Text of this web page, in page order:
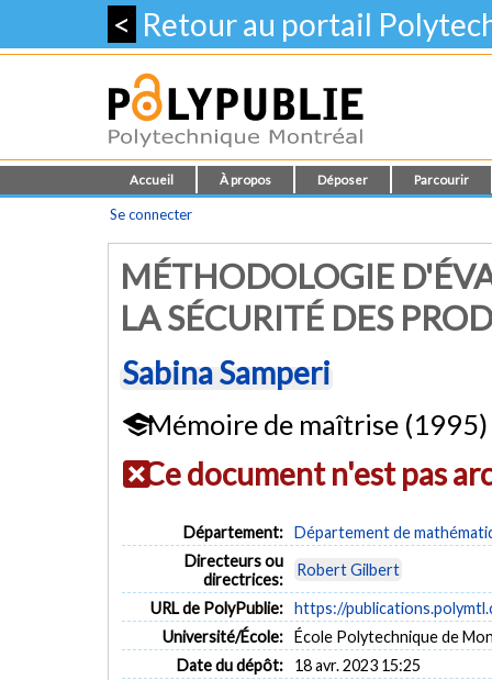
< Retour au portail
Accueil À propos Déposer Parcourir
Se connecter
MÉTHODOLOGIE
LA SÉCURITÉ DES
Sabina Samperi
Mémoire de maîtrise (1995)
Ce document n'est pas
Département: Département de
Directeurs ou
directrices:
Robert Gilbert
URL de PolyPublie: https://
Université/École: École Polytechnique de
Date du dépôt:
18 avr. 2023 15:25